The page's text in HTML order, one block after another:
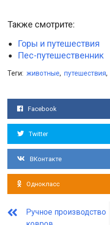
Также смотрите:
Горы и путешествия
Пес-путешественник
Теги: животные, путешествия,
Facebook
Twitter
ВКонтакте
Однокласс
Ручное производство